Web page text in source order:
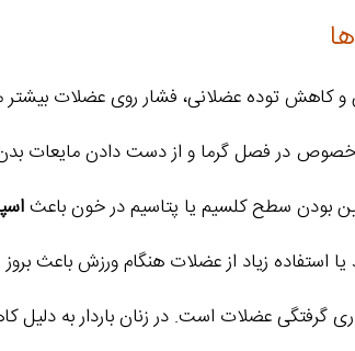
کاهش توده عضلانی، فشار روی عضلات
خصوص در فصل گرما و از دست ‌دادن مایعات
بودن سطح کلسیم یا پتاسیم در خون باعث
استفاده زیاد از عضلات هنگام ورزش باعث
گرفتگی عضلات است. در زنان باردار به